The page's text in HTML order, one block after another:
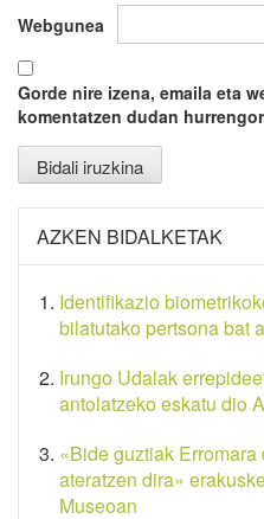
Webgunea
Gorde nire izena, emaila eta
komentatzen dudan
AZKEN BIDALKETAK
Identifikazio
bilatutako pertsona bat
Irungo Udalak
antolatzeko eskatu dio
«Bide guztiak
ateratzen dira»
Museoan